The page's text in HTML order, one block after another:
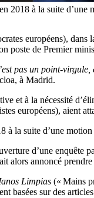
2018 à la suite
européens),
poste de Premier
pas un point-
à Madrid.
et à la nécessité
européens), aient
à la suite d’une
d’une enquête
alors annoncé
Limpias (« Mains
basées sur des